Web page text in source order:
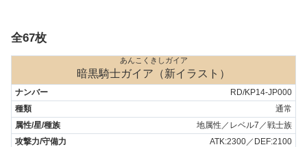
全67枚
あんこくきしガイア
暗黒騎士ガイア（新イラスト）
RD/KP14-JP000
通常
地属性／レベル7／戦士族
ATK:2300／DEF:2100